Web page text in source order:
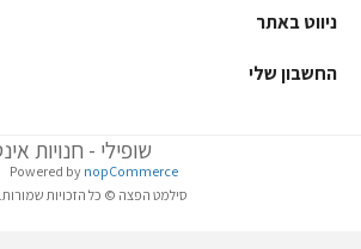
ניווט באתר
החשבון שלי
Powered by nopCommerce
סילמט הפצה © כל הזכויות שמורות.
שופילי - חנויות